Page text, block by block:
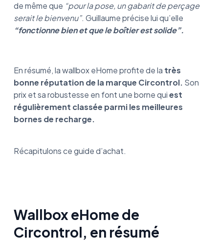
de même que “pour la pose, un gabarit de perçage
serait le bienvenu”. Guillaume précise lui qu’elle
“fonctionne bien et que le boîtier est solide”.
En résumé, la wallbox eHome profite de la très
bonne réputation de la marque Circontrol. Son
prix et sa robustesse en font une borne quiest
régulièrement classée parmi les meilleures
bornes de recharge.
Récapitulons ce guide d’achat.
Wallbox eHome de
Circontrol, en résumé